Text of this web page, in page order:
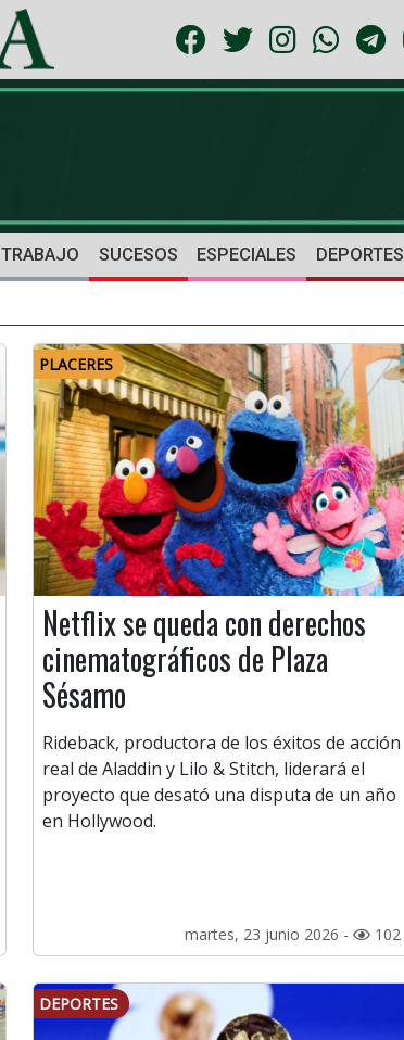
TRABAJO SUCESOS ESPECIALES DEPORTES
PLACERES
Netflix se queda con derechos
cinematográficos de Plaza
Sésamo
Rideback, productora de los éxitos de acción
real de Aladdin y Lilo & Stitch, liderará el
proyecto que desató una disputa de un año
en Hollywood.
martes, 23 junio 2026 - 102
DEPORTES